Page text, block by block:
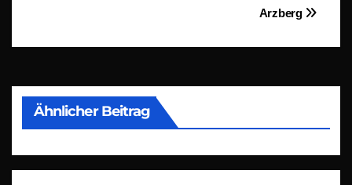
Arzberg
Ähnlicher Beitrag